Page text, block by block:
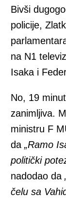
Bivši
policije,
na N1
Isaka i
No, 19
zanimljiva.
ministru F
da„Ramo
politički
nadodao da
čelu sa